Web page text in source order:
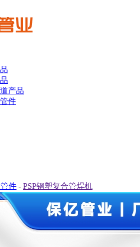
产品
件
件 - PSP钢塑复合管焊机